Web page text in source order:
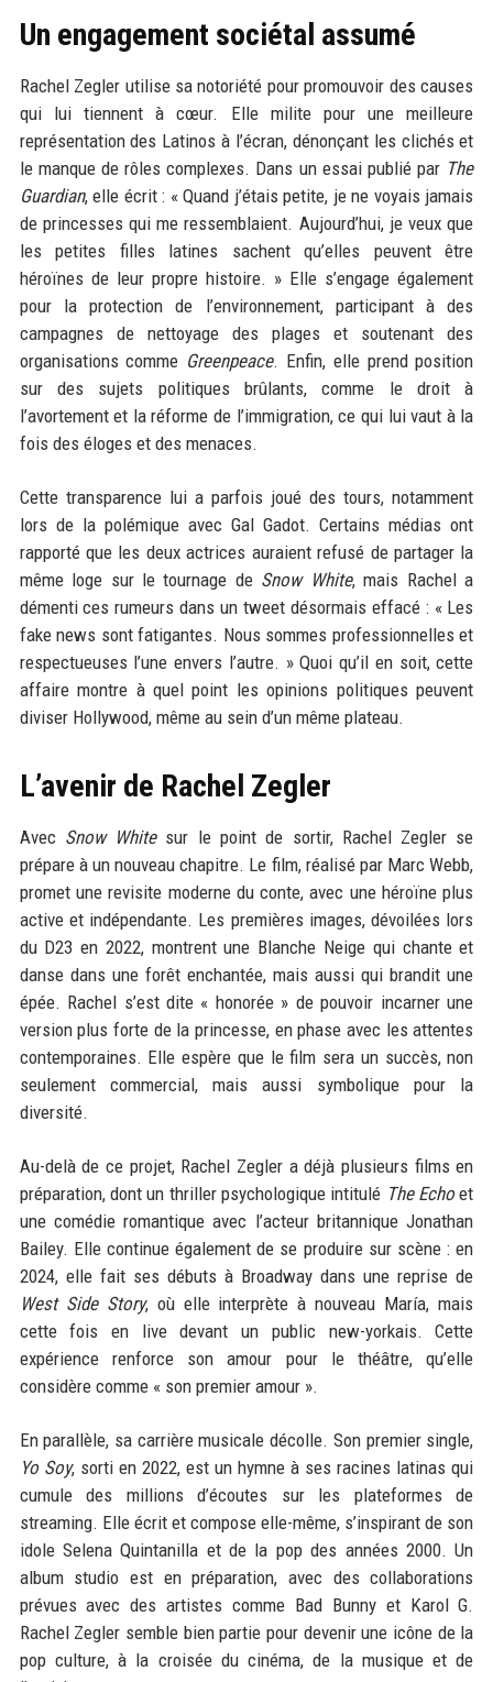
Un engagement sociétal assumé
Rachel Zegler utilise sa notoriété pour promouvoir des causes
qui lui tiennent à cœur. Elle milite pour une meilleure
représentation des Latinos à l’écran, dénonçant les clichés et
le manque de rôles complexes. Dans un essai publié par The
Guardian, elle écrit : « Quand j’étais petite, je ne voyais jamais
de princesses qui me ressemblaient. Aujourd’hui, je veux que
les petites filles latines sachent qu’elles peuvent être
héroïnes de leur propre histoire. » Elle s’engage également
pour la protection de l’environnement, participant à des
campagnes de nettoyage des plages et soutenant des
organisations comme Greenpeace. Enfin, elle prend position
sur des sujets politiques brûlants, comme le droit à
l’avortement et la réforme de l’immigration, ce qui lui vaut à la
fois des éloges et des menaces.
Cette transparence lui a parfois joué des tours, notamment
lors de la polémique avec Gal Gadot. Certains médias ont
rapporté que les deux actrices auraient refusé de partager la
même loge sur le tournage de Snow White, mais Rachel a
démenti ces rumeurs dans un tweet désormais effacé : « Les
fake news sont fatigantes. Nous sommes professionnelles et
respectueuses l’une envers l’autre. » Quoi qu’il en soit, cette
affaire montre à quel point les opinions politiques peuvent
diviser Hollywood, même au sein d’un même plateau.
L’avenir de Rachel Zegler
Avec Snow Whitesur le point de sortir, Rachel Zegler se
prépare à un nouveau chapitre. Le film, réalisé par Marc Webb,
promet une revisite moderne du conte, avec une héroïne plus
active et indépendante. Les premières images, dévoilées lors
du D23 en 2022, montrent une Blanche Neige qui chante et
danse dans une forêt enchantée, mais aussi qui brandit une
épée. Rachel s’est dite « honorée » de pouvoir incarner une
version plus forte de la princesse, en phase avec les attentes
contemporaines. Elle espère que le film sera un succès, non
seulement commercial, mais aussi symbolique pour la
diversité.
Au-delà de ce projet, Rachel Zegler a déjà plusieurs films en
préparation, dont un thriller psychologique intitulé The Echoet
une comédie romantique avec l’acteur britannique Jonathan
Bailey. Elle continue également de se produire sur scène : en
2024, elle fait ses débuts à Broadway dans une reprise de
West Side Story, où elle interprète à nouveau María, mais
cette fois en live devant un public new-yorkais. Cette
expérience renforce son amour pour le théâtre, qu’elle
considère comme « son premier amour ».
En parallèle, sa carrière musicale décolle. Son premier single,
Yo Soy, sorti en 2022, est un hymne à ses racines latinas qui
cumule des millions d’écoutes sur les plateformes de
streaming. Elle écrit et compose elle-même, s’inspirant de son
idole Selena Quintanilla et de la pop des années 2000. Un
album studio est en préparation, avec des collaborations
prévues avec des artistes comme Bad Bunny et Karol G.
Rachel Zegler semble bien partie pour devenir une icône de la
pop culture, à la croisée du cinéma, de la musique et de